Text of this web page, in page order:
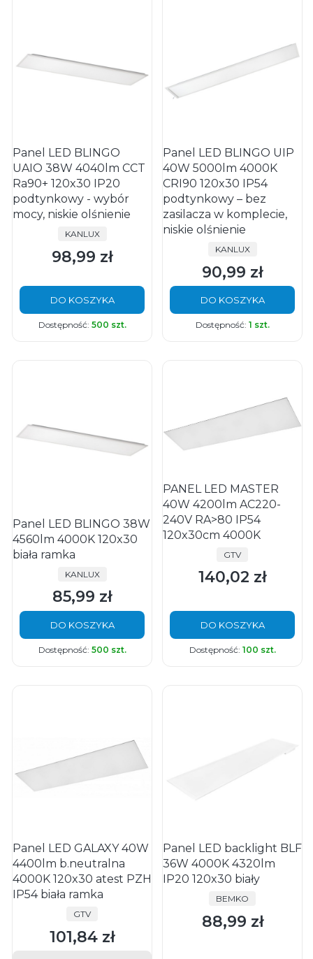
Panel LED BLINGO
UAIO 38W 4040lm CCT
Ra90+ 120x30 IP20
podtynkowy - wybór
mocy, niskie olśnienie
PRODUCENT
KANLUX
Cena
98,99 zł
DO KOSZYKA
Dostępność: 500 szt.
Panel LED BLINGO UIP
40W 5000lm 4000K
CRI90 120x30 IP54
podtynkowy – bez
zasilacza w komplecie,
niskie olśnienie
PRODUCENT
KANLUX
Cena
90,99 zł
DO KOSZYKA
Dostępność: 1 szt.
Panel LED BLINGO 38W
4560lm 4000K 120x30
biała ramka
PRODUCENT
KANLUX
Cena
85,99 zł
DO KOSZYKA
Dostępność: 500 szt.
PANEL LED MASTER
40W 4200lm AC220-
240V RA>80 IP54
120x30cm 4000K
PRODUCENT
GTV
Cena
140,02 zł
DO KOSZYKA
Dostępność: 100 szt.
Panel LED GALAXY 40W
4400lm b.neutralna
4000K 120x30 atest PZH
IP54 biała ramka
PRODUCENT
GTV
Cena
101,84 zł
Panel LED backlight BLF
36W 4000K 4320lm
IP20 120x30 biały
PRODUCENT
BEMKO
Cena
88,99 zł